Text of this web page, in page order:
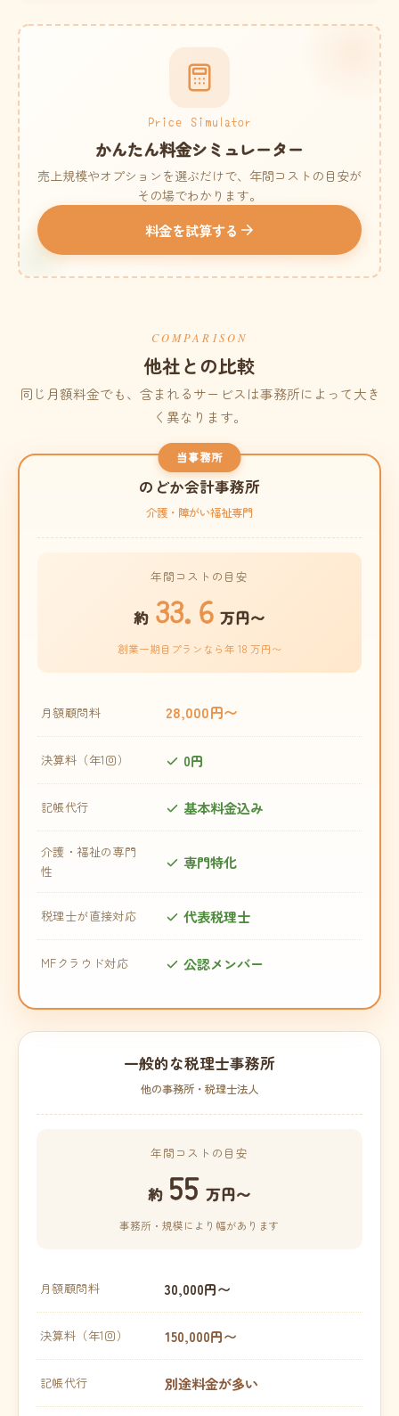
Price Simulator
かんたん料金シミュレーター
売上規模やオプションを選ぶだけで、年間コストの目安が
その場でわかります。
料金を試算する
COMPARISON
他社との比較
同じ月額料金でも、含まれるサービスは事務所によって大き
く異なります。
当事務所
のどか会計事務所
介護・障がい福祉専門
年間コストの目安
約 33.6 万円〜
創業一期目プランなら年 18 万円〜
月額顧問料 28,000円〜
決算料（年1回） 0円
記帳代行 基本料金込み
介護・福祉の専門
性
専門特化
税理士が直接対応 代表税理士
MFクラウド対応 公認メンバー
一般的な税理士事務所
他の事務所・税理士法人
年間コストの目安
約 55 万円〜
事務所・規模により幅があります
月額顧問料 30,000円〜
決算料（年1回） 150,000円〜
記帳代行 別途料金が多い